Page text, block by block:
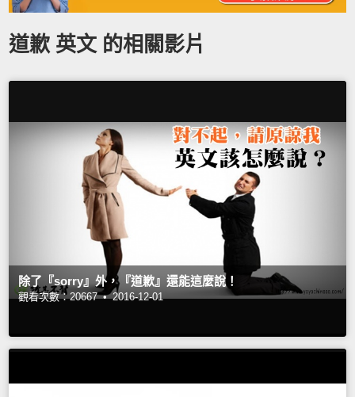
道歉 英文 的相關影片
除了『sorry』外，『道歉』還能這麼說！
觀看次數：20667 • 2016-12-01